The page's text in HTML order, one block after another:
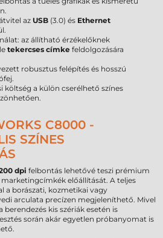
az USB (3.0) és Ethernet
az állítható érzékelőknek
tekercses címke feldolgozására
robusztus felépítés és hosszú
költség a külön cserélhető színes
C8000 -
SZÍNES
dpi felbontás lehetővé teszi prémium
előállítását. A teljes
a borászati, kozmetikai vagy
arculata precízen megjeleníthető. Mivel
kis szériák esetén is
során akár egyetlen próbanyomat is